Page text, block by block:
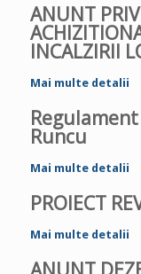
ANUNT
INCALZIRII
Mai multe detalii
Runcu
Mai multe detalii
PROIECT
Mai multe detalii